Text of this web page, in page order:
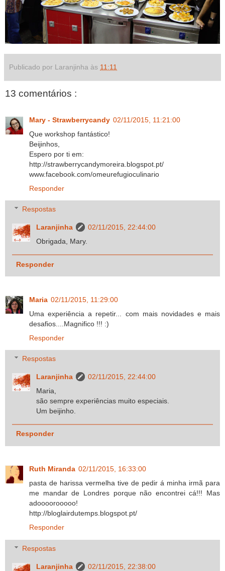
Publicado por Laranjinha às 11:11
13 comentários :
Mary - Strawberrycandy 02/11/2015, 11:21:00
Que workshop fantástico!
Beijinhos,
Espero por ti em:
http://strawberrycandymoreira.blogspot.pt/
www.facebook.com/omeurefugioculinario
Responder
Respostas
Laranjinha
02/11/2015, 22:44:00
Obrigada, Mary.
Responder
Maria 02/11/2015, 11:29:00
Uma experiência a repetir... com mais novidades e mais
desafios....Magnifico !!! :)
Responder
Respostas
Laranjinha
02/11/2015, 22:44:00
Maria,
são sempre experiências muito especiais.
Um beijinho.
Responder
Ruth Miranda 02/11/2015, 16:33:00
pasta de harissa vermelha tive de pedir á minha irmã para
me mandar de Londres porque não encontrei cá!!! Mas
adoooorooooo!
http://bloglairdutemps.blogspot.pt/
Responder
Respostas
Laranjinha
02/11/2015, 22:38:00